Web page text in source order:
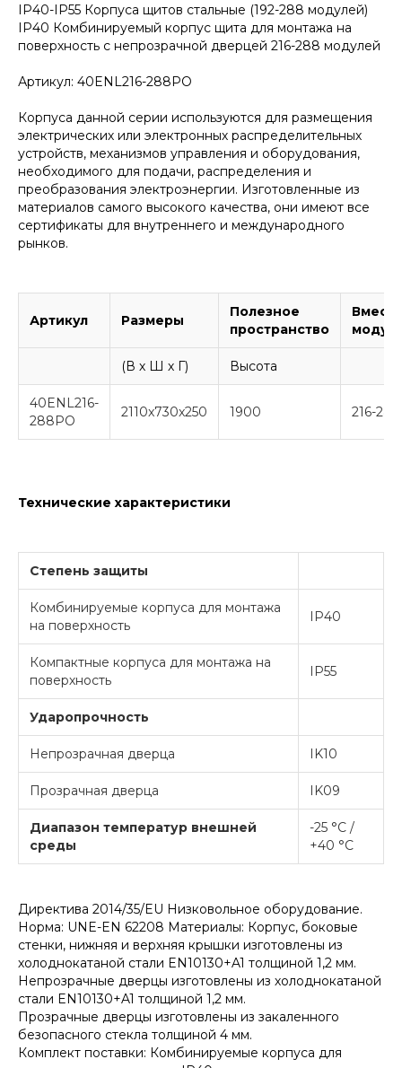
IP40-IP55 Корпуса щитов стальные (192-288 модулей)
IP40 Комбинируемый корпус щита для монтажа на
поверхность с непрозрачной дверцей 216-288 модулей
Артикул: 40ENL216-288PO
Корпуса данной серии используются для размещения
электрических или электронных распределительных
устройств, механизмов управления и оборудования,
необходимого для подачи, распределения и
преобразования электроэнергии. Изготовленные из
материалов самого высокого качества, они имеют все
сертификаты для внутреннего и международного
рынков.
Артикул Размеры
Полезное
пространство
(В х Ш х Г) Высота
40ENL216-
288PO
2110x730x250 1900 216-288
Технические характеристики
Степень защиты
Комбинируемые корпуса для монтажа
на поверхность
IP40
Компактные корпуса для монтажа на
поверхность
IP55
Ударопрочность
Непрозрачная дверца IK10
Прозрачная дверца IK09
Диапазон температур внешней
среды
-25 °C /
+40 °C
Директива 2014/35/EU Низковольное оборудование.
Норма: UNE-EN 62208 Материалы: Корпус, боковые
стенки, нижняя и верхняя крышки изготовлены из
холоднокатаной стали EN10130+A1 толщиной 1,2 мм.
Непрозрачные дверцы изготовлены из холоднокатаной
стали EN10130+A1 толщиной 1,2 мм.
Прозрачные дверцы изготовлены из закаленного
безопасного стекла толщиной 4 мм.
Комплект поставки: Комбинируемые корпуса для